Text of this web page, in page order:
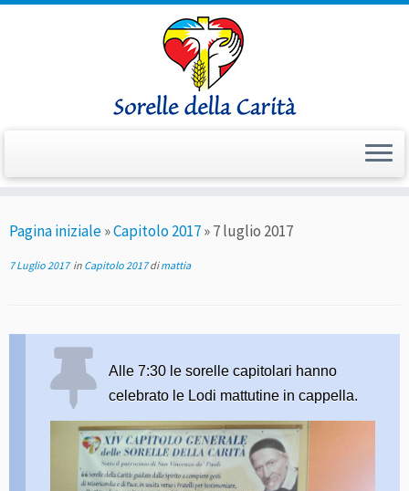
al
contenuto
Pagina iniziale»Capitolo 2017»7 luglio 2017
7 Luglio 2017in Capitolo 2017dimattia
Alle 7:30 le sorelle capitolari hanno
celebrato le Lodi mattutine in cappella.